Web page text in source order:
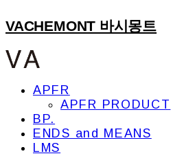
VACHEMONT 바시몽트
APFR
APFR PRODUCT
BP.
ENDS and MEANS
LMS